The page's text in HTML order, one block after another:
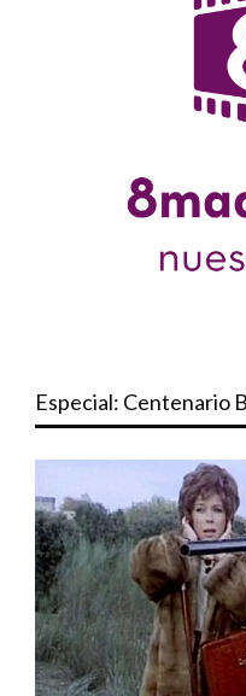
Especial: Centenario